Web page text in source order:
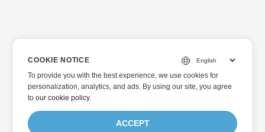
COOKIE NOTICE
To provide you with the best experience, we use cookies for
personalization, analytics, and ads. By using our site, you agree
toour cookie policy.
ACCEPT